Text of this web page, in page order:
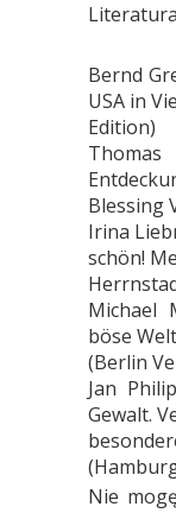
Bernd
USA in
Edition)
Thomas
Blessing
Irina
schön!
Michael
böse
(Berlin
Jan
Gewalt.
Nie